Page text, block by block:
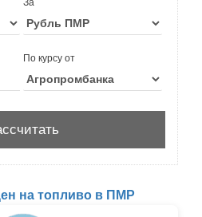
За
По курсу от
на топливо в ПМР